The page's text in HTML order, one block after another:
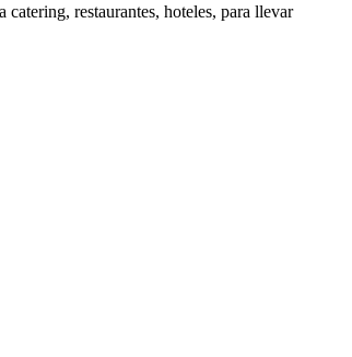
restaurantes, hoteles, para llevar